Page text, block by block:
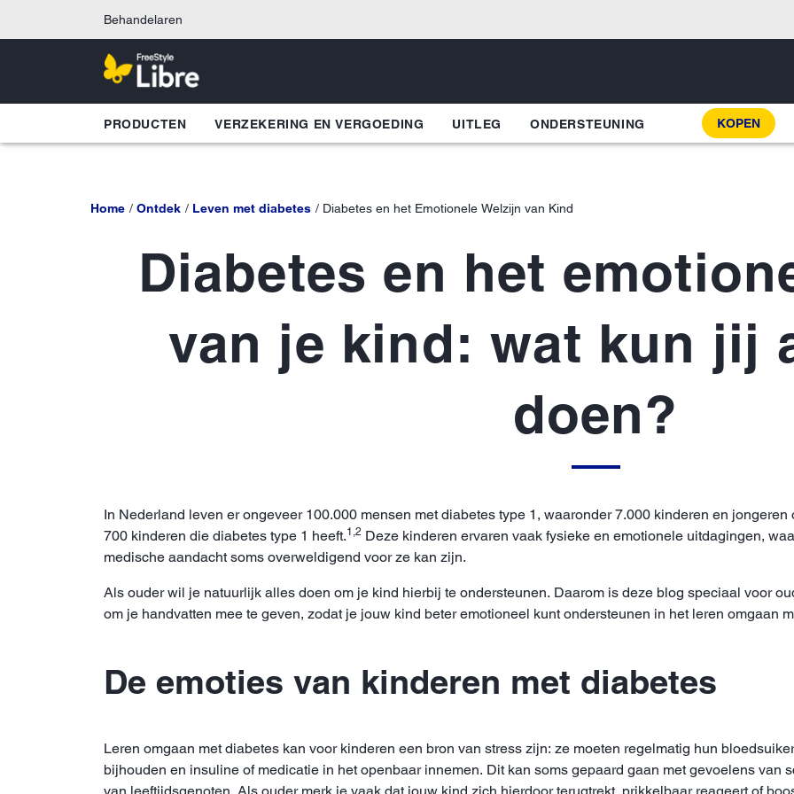
Behandelaren
PRODUCTEN VERZEKERING EN VERGOEDING UITLEG ONDERSTEUNING KOPEN
Home Ontdek Leven met diabetes Diabetes en het Emotionele Welzijn van Kind
Diabetes en het
van je kind: wat kun jij
doen?
In Nederland leven er ongeveer 100.000 mensen met diabetes type 1, waaronder 7.000 kinderen en
700 kinderen die diabetes type 1 heeft.1,2 Deze kinderen ervaren vaak fysieke en emotionele uitdagingen,
medische aandacht soms overweldigend voor ze kan zijn.
Als ouder wil je natuurlijk alles doen om je kind hierbij te ondersteunen. Daarom is deze blog speciaal voor
om je handvatten mee te geven, zodat je jouw kind beter emotioneel kunt ondersteunen in het leren omgaan
De emoties van kinderen met diabetes
Leren omgaan met diabetes kan voor kinderen een bron van stress zijn: ze moeten regelmatig hun
bijhouden en insuline of medicatie in het openbaar innemen. Dit kan soms gepaard gaan met gevoelens van